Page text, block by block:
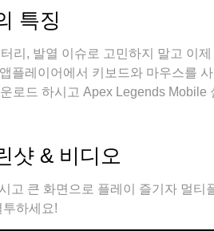
특징
리, 발열 이슈로 고민하지 말고 이
플레이어에서 키보드와 마우스를
로드 하시고 Apex Legends Mobile
뮤 멀티로 무장하여 모바일 게임을
샷 & 비디오
고 큰 화면으로 플레이 즐기자 멀티
하세요!